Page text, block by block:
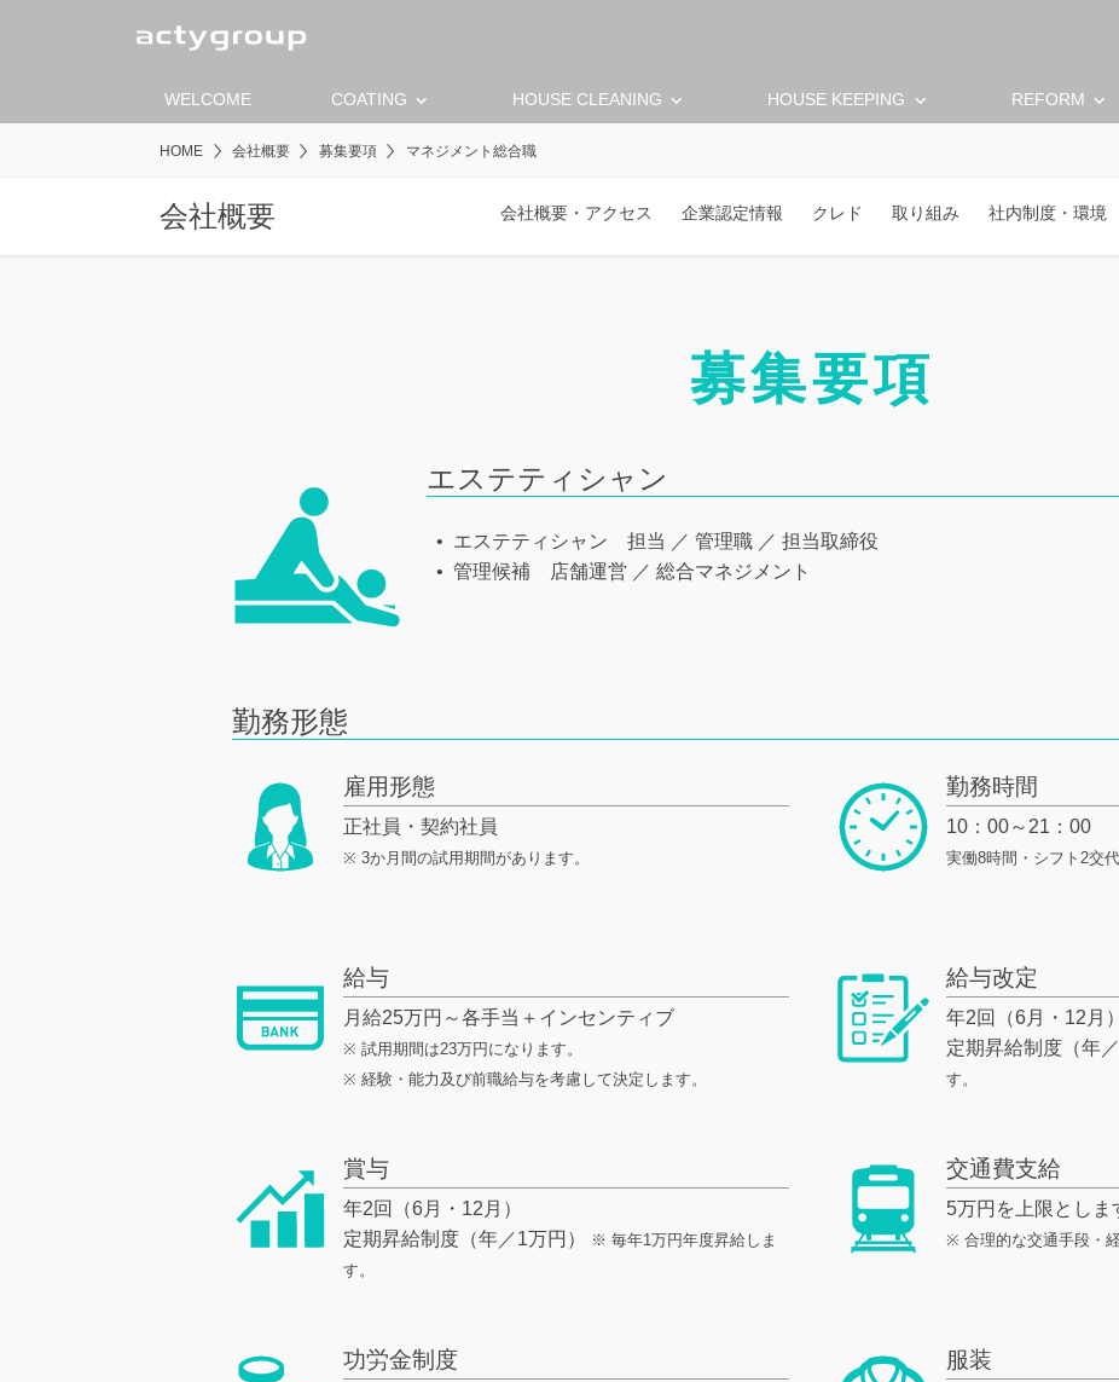
WELCOME COATING keyboard_arrow_down HOUSE CLEANING keyboard_arrow_down HOUSE KEEPING keyboard_arrow_down REFORM keyboard_arrow_down
HOME 会社概要 募集要項 マネジメント総合職
会社概要 会社概要・アクセス 企業認定情報 クレド 取り組み 社内制度・環境
募集要項
エステティシャン
エステティシャン 担当 ／ 管理職 ／ 担当取締役
管理候補
店舗運営 ／ 総合マネジメント
勤務形態
雇用形態
正社員・契約社員
※ 3か月間の試用期間があります。
勤務時間
10：00～21：00
実働8時間・シフト2交
給与
月給25万円～各手当＋インセンティブ
※ 試用期間は23万円になります。
※ 経験・能力及び前職給与を考慮して決定します。
給与改定
年2回（6月・12月）
定期昇給制度（年
す。
賞与
年2回（6月・12月）
定期昇給制度（年／1万円）
※ 毎年1万円年度昇給しま
す。
交通費支給
5万円を上限としま
※ 合理的な交通手段・
功労金制度 服装